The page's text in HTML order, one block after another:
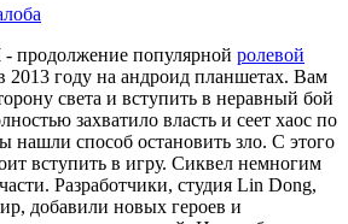
- продолжение популярной ролевой
2013 году на андроид планшетах. Вам
света и вступить в неравный бой
захватило власть и сеет хаос по
нашли способ остановить зло. С этого
вступить в игру. Сиквел немногим
Разработчики, студия Lin Dong,
добавили новых героев и